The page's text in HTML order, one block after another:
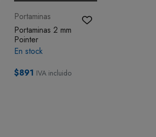
Portaminas
Portaminas 2 mm
Pointer
En stock
$891 IVA incluido